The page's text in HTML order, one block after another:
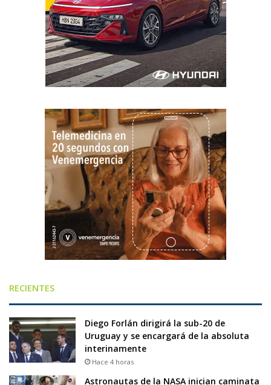
RECIENTES
Diego Forlán dirigirá la sub-20 de
Uruguay y se encargará de la absoluta
interinamente
Hace 4 horas
Astronautas de la NASA inician caminata